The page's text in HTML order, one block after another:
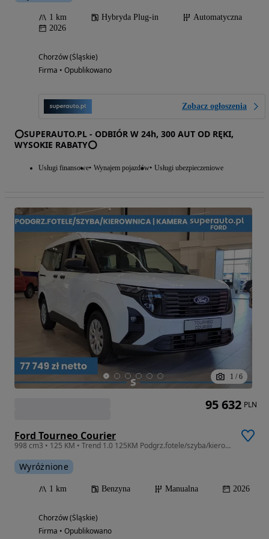
1 km Hybryda Plug-in
Automatyczna
2026
Chorzów (Śląskie)
Firma • Opublikowano
Zobacz ogłoszenia
⭕SUPERAUTO.PL - ODBIÓR W 24h, 300 AUT OD RĘKI,
WYSOKIE RABATY⭕
Usługi finansowe Wynajem pojazdów Usługi ubezpieczeniowe
1 / 6
Ford Tourneo Courier
998 cm3 • 125 KM • Trend 1.0 125KM Podgrz.fotele/szyba/kierownica !! Kamera !!
Wyróżnione
1 km Benzyna Manualna 2026
Chorzów (Śląskie)
Firma • Opublikowano
95 632 PLN